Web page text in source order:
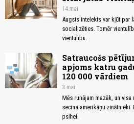
14.mai
Augsts intelekts var kļūt par
socializēties. Tomēr
vientulību.
Satraucošs
apjoms katru
120 000 vārdiem
3.mai
Mēs runājam mazāk, un
secina amerikāņu
psihei.